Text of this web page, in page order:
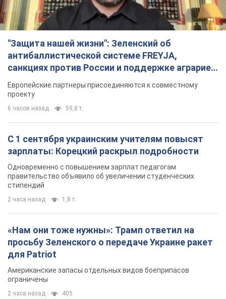
"Защита нашей жизни": Зеленский об
антибаллистической системе FREYJA,
санкциях против России и поддержке аграриев.
Видео
Европейские партнеры присоединяются к совместному
проекту
6 часов назад 59,8 т.
С 1 сентября украинским учителям повысят
зарплаты: Корецкий раскрыл подробности
Одновременно с повышением зарплат педагогам
правительство объявило об увеличении студенческих
стипендий
2 часа назад 1,8 т.
«Нам они тоже нужны»: Трамп ответил на
просьбу Зеленского о передаче Украине ракет
для Patriot
Американские запасы отдельных видов боеприпасов
ограничены
2 часа назад 405